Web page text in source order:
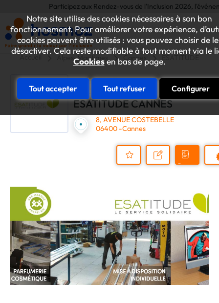
Notre site utilise des cookies nécessaires à son bon
fonctionnement. Pour améliorer votre expérience,
cookies peuvent être utilisés : vous pouvez choisir de
désactiver. Cela reste modifiable à tout moment via le
Cookiesen bas de page.
Tout accepter Tout refuser Configurer
Participez aux Rendez-vous de l'Inclusion 2026,
Accueil Alpes-Maritimes Cannes
ESATITUDE CANNES
8, AVENUE COSTEBELLE
06400 -Cannes
dossier
Nous
Demander